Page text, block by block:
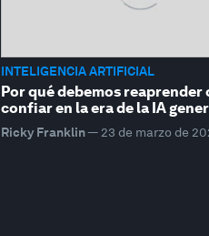
INTELIGENCIA ARTIFICIAL
Por qué debemos reaprender
confiar en la era de la IA
Ricky Franklin— 23 de marzo de